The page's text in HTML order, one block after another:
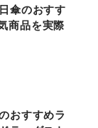
傘のおすす
商品を実際
おすすめラ